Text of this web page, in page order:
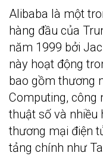
Alibaba là một
hàng đầu của
năm 1999 bởi
này hoạt động
bao gồm thương
Computing, công
thuật số và nhiều
thương mại điện
tảng chính như